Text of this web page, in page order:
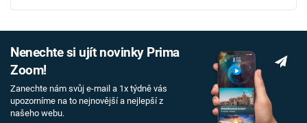
Nenechte si ujít novinky Prima
Zoom!
Zanechte nám svůj e-mail a 1x týdně vás
upozorníme na to nejnovější a nejlepší z
našeho webu.